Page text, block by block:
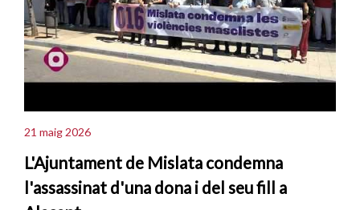
21 maig 2026
L'Ajuntament de Mislata condemna
l'assassinat d'una dona i del seu fill a